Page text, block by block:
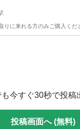
りに来れる方のみご購入く
今すぐ30秒で投稿
投稿画面へ (無料)